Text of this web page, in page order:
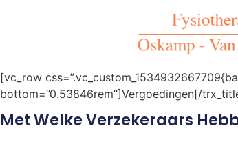
[vc_row
bottom=”0.53846rem”]Vergoedingen[/
Met Welke Verzekeraars